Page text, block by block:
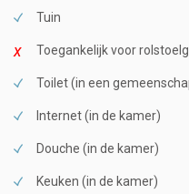
Tuin
Toegankelijk voor
Toilet (in een
Internet (in de kamer)
Douche (in de kamer)
Keuken (in de kamer)